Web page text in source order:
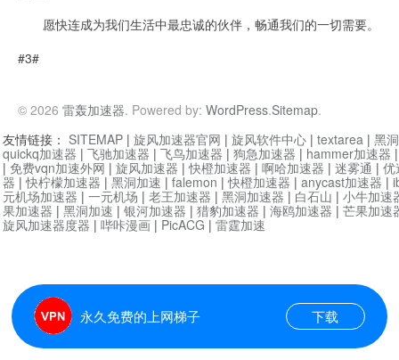
愿快连成为我们生活中最忠诚的伙伴，畅通我们的一切需要。
#3#
© 2026 雷轰加速器. Powered by: WordPress.Sitemap.
永久免费的上网梯子 下载
友情链接： SITEMAP | 旋风加速器官网 | 旋风软件中心 | textarea | 黑
quickq加速器 | 飞驰加速器 | 飞鸟加速器 | 狗急加速器 | hammer加速器
| 免费vqn加速外网 | 旋风加速器 |快橙加速器 | 啊哈加速器 | 迷雾通 | 优
器 |快柠檬加速器 | 黑洞加速 | falemon |快橙加速器 | anycast加速器 |
元机场加速器 | 一元机场 | 老王加速器 | 黑洞加速器 | 白石山 | 小牛加速
果加速器 | 黑洞加速 | 银河加速器 | 猎豹加速器 | 海鸥加速器 | 芒果加速
旋风加速器度器 | 哔咔漫画 | PicACG | 雷霆加速